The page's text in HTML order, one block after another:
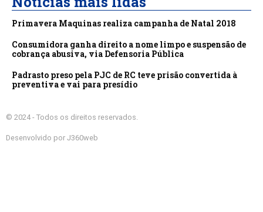
Primavera Maquinas realiza campanha de Natal 2018
Consumidora ganha direito a nome limpo e suspensão de
cobrança abusiva, via Defensoria Pública
Padrasto preso pela PJC de RC teve prisão convertida à
preventiva e vai para presídio
© 2024 - Todos os direitos reservados.
Desenvolvido por J360web